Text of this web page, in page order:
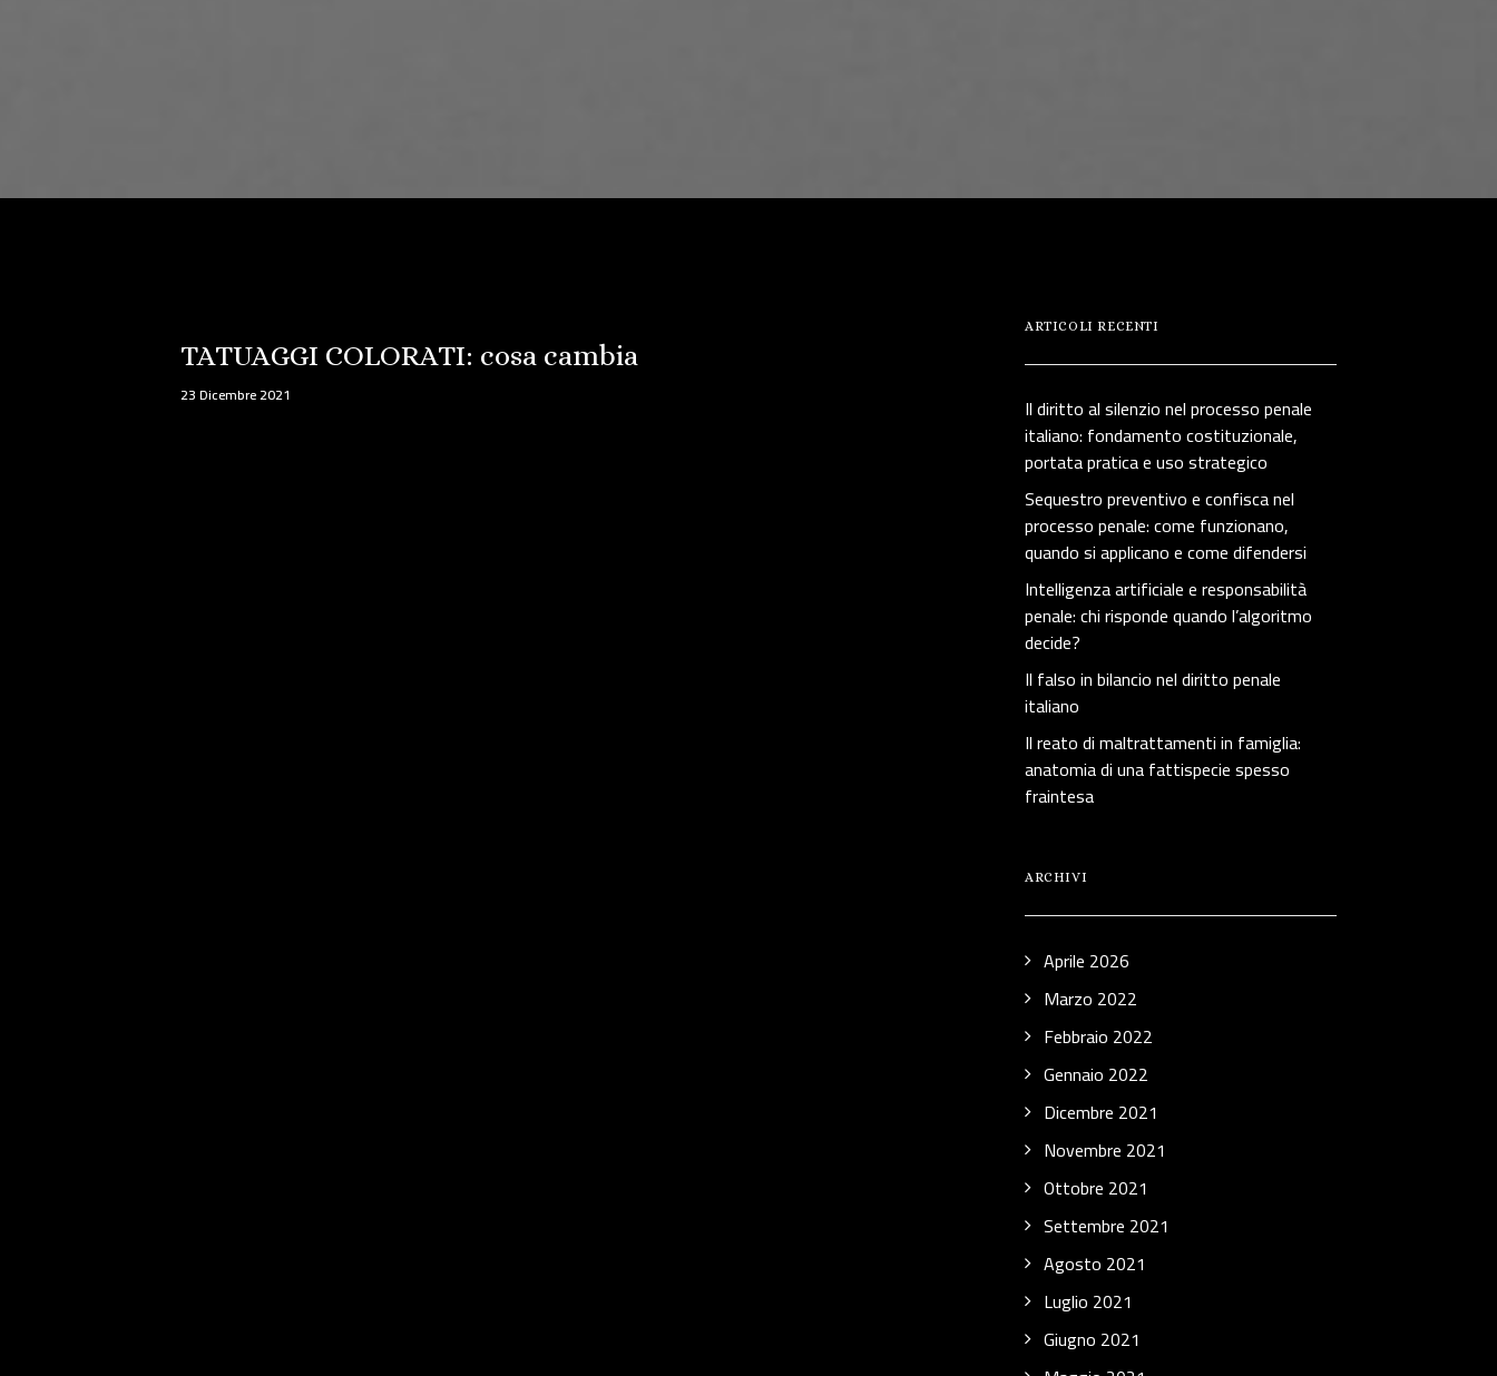
TATUAGGI COLORATI: cosa cambia
23 Dicembre 2021
ARTICOLI RECENTI
Il diritto al silenzio nel processo penale
italiano: fondamento costituzionale,
portata pratica e uso strategico
Sequestro preventivo e confisca nel
processo penale: come funzionano,
quando si applicano e come difendersi
Intelligenza artificiale e responsabilità
penale: chi risponde quando l’algoritmo
decide?
Il falso in bilancio nel diritto penale
italiano
Il reato di maltrattamenti in famiglia:
anatomia di una fattispecie spesso
fraintesa
ARCHIVI
Aprile 2026
Marzo 2022
Febbraio 2022
Gennaio 2022
Dicembre 2021
Novembre 2021
Ottobre 2021
Settembre 2021
Agosto 2021
Luglio 2021
Giugno 2021